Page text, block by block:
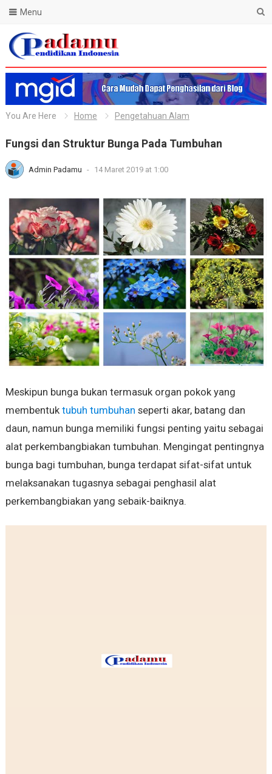
Blog Padamu
Menu
You Are Here Home Pengetahuan Alam
Fungsi dan Struktur Bunga Pada Tumbuhan
Admin Padamu - 14 Maret 2019 at 1:00
Meskipun bunga bukan termasuk organ pokok yang
membentuk tubuh tumbuhan seperti akar, batang dan
daun, namun bunga memiliki fungsi penting yaitu sebagai
alat perkembangbiakan tumbuhan. Mengingat pentingnya
bunga bagi tumbuhan, bunga terdapat sifat-sifat untuk
melaksanakan tugasnya sebagai penghasil alat
perkembangbiakan yang sebaik-baiknya.